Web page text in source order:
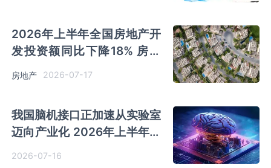
2026年上半年全国房地产开
发投资额同比下降18% 房地
产开发企业到位资金同比下降
20.2%
房地产 2026-07-17
我国脑机接口正加速从实验室
迈向产业化 2026年上半年行
2026-07-16